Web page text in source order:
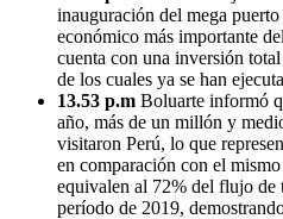
inauguración del mega
económico más importante
cuenta con una inversión
de los cuales ya se han
13.53 p.m Boluarte informó
año, más de un millón y
visitaron Perú, lo que
en comparación con el
equivalen al 72% del flujo de
período de 2019,